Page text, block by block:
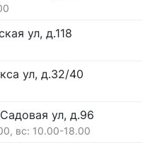
ул, д.118
ул, д.32/40
ул, д.96
вс: 10.00-18.00